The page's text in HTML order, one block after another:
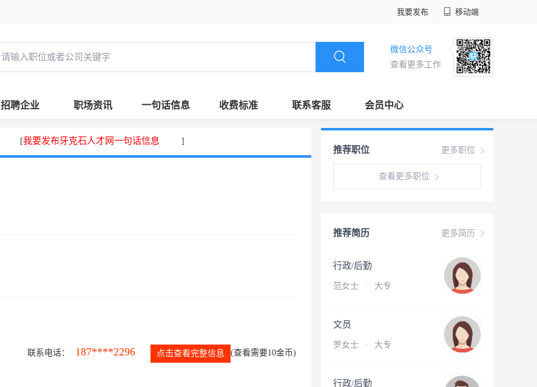
我要发布 移动端
微信公众号
查看更多工作
招聘企业 职场资讯 一句话信息 收费标准 联系客服 会员中心
[我要发布牙克石人才网一句话信息 ]
联系电话： 187****2296 点击查看完整信息 (查看需要10金币)
更多职位
推荐职位
查看更多职位
更多简历
推荐简历
行政/后勤
范女士 · 大专
文员
罗女士 · 大专
行政/后勤